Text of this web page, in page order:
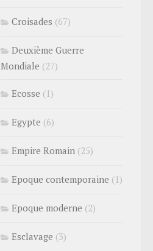
Croisades (67)
Deuxième Guerre
Mondiale (27)
Ecosse (1)
Egypte (6)
Empire Romain (25)
Epoque contemporaine (1)
Epoque moderne (2)
Esclavage (3)